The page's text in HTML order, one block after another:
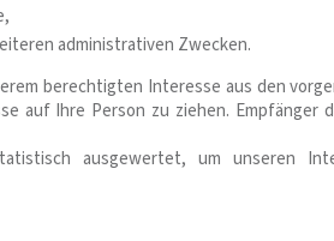
administrativen Zwecken.
berechtigten Interesse aus den
auf Ihre Person zu ziehen. Empfänger
ausgewertet, um unseren